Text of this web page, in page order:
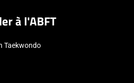
à l'ABFT
Taekwondo